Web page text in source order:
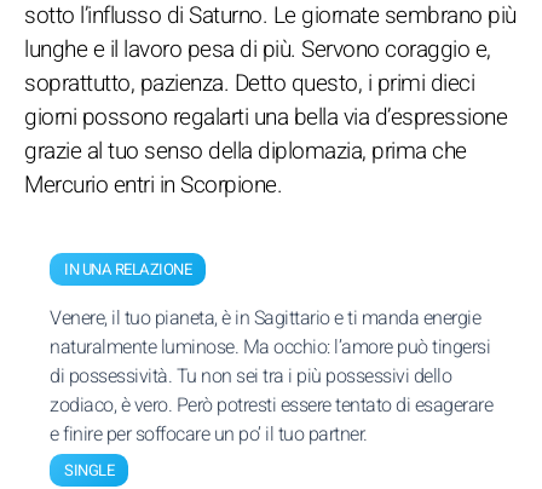
sotto l’influsso di Saturno. Le giornate sembrano più
lunghe e il lavoro pesa di più. Servono coraggio e,
soprattutto, pazienza. Detto questo, i primi dieci
giorni possono regalarti una bella via d’espressione
grazie al tuo senso della diplomazia, prima che
Mercurio entri in Scorpione.
IN UNA RELAZIONE
Venere, il tuo pianeta, è in Sagittario e ti manda energie
naturalmente luminose. Ma occhio: l’amore può tingersi
di possessività. Tu non sei tra i più possessivi dello
zodiaco, è vero. Però potresti essere tentato di esagerare
e finire per soffocare un po’ il tuo partner.
SINGLE